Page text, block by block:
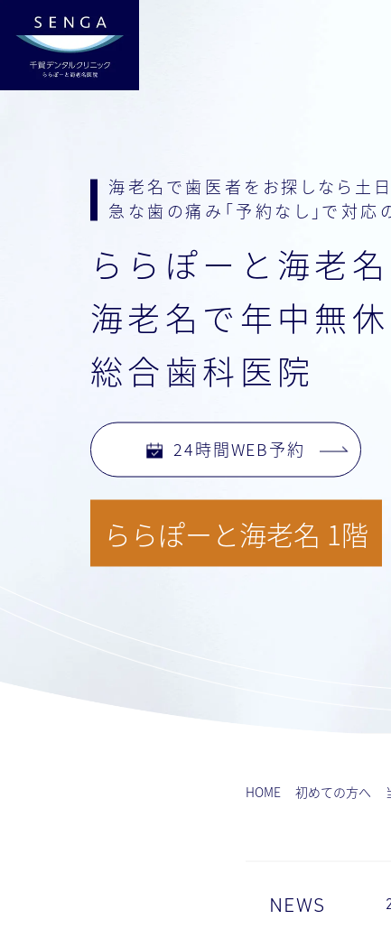
海老名で歯医者をお探しなら 土
急な歯の痛み「予約なし」で対応
ららぽーと海老
海老名で年中無
総合歯科医院
24時間WEB予約
ららぽーと海老名 1階
HOME 初めての方へ
NEWS